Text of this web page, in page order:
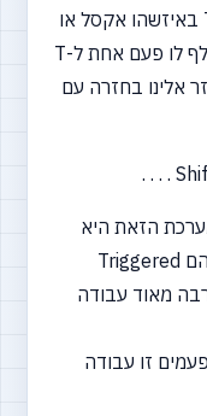
לגמרי, אבל בנאדם שמקליד T באיזשהו אקסל או
email או משהו - כנראה התחלף לו פעם אחת ל-T
אלינו בחזרה עם
הזאת היא
כאילו סמי-אוטומטית, כי הדברים הם Triggered
מאוד עבודה
זו עבודה